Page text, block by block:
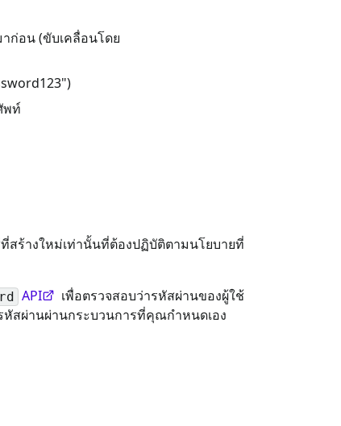
ก่อน (ขับเคลื่อนโดย
พท์
สร้างใหม่เท่านั้นที่ต้องปฏิบัติตามนโยบายที่
API
เพื่อตรวจสอบว่ารหัสผ่านของผู้ใช้
สผ่านผ่านกระบวนการที่คุณกำหนดเอง